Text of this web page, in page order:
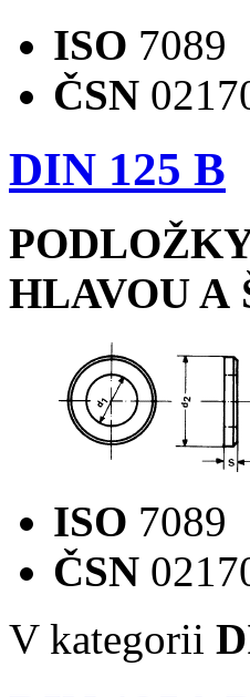
ISO 7089
ČSN
DIN 125 B
HLAVOU A
ISO 7089
ČSN
V kategorii